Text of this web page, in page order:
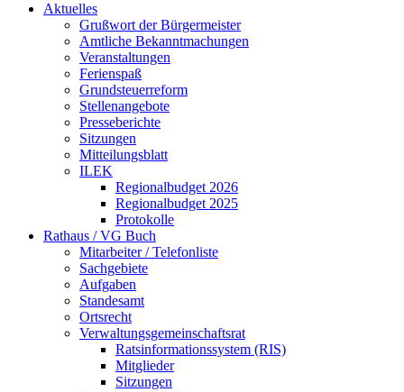
Aktuelles
Grußwort der Bürgermeister
Amtliche Bekanntmachungen
Veranstaltungen
Ferienspaß
Grundsteuerreform
Stellenangebote
Presseberichte
Sitzungen
Mitteilungsblatt
ILEK
Regionalbudget 2026
Regionalbudget 2025
Protokolle
Rathaus / VG Buch
Mitarbeiter / Telefonliste
Sachgebiete
Aufgaben
Standesamt
Ortsrecht
Verwaltungsgemeinschaftsrat
Ratsinformationssystem (RIS)
Mitglieder
Sitzungen